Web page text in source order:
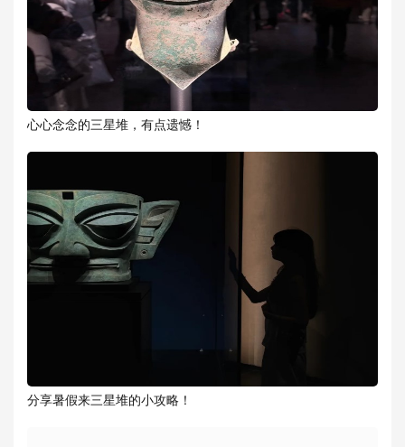
心心念念的三星堆，有点遗憾！
分享暑假来三星堆的小攻略！